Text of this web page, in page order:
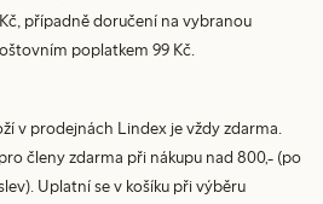
případně doručení na vybranou
poplatkem 99 Kč.
v prodejnách Lindex je vždy zdarma.
členy zdarma při nákupu nad 800,- (po
Uplatní se v košíku při výběru